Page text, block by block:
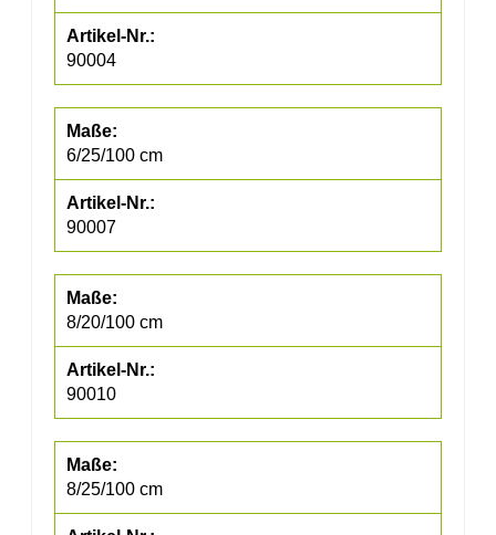
90004
6/25/100 cm
90007
8/20/100 cm
90010
8/25/100 cm